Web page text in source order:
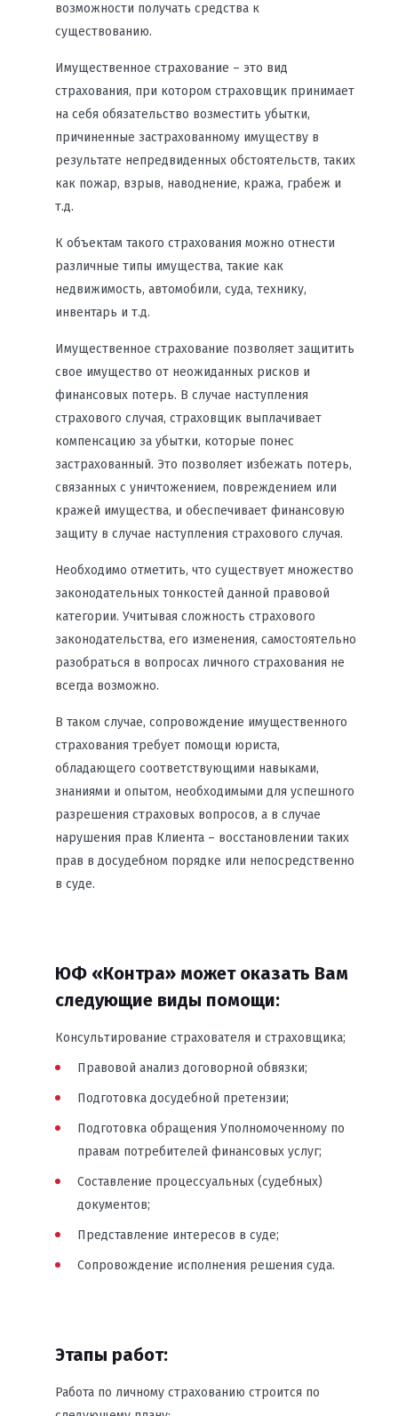
возможности получать средства к
существованию.
Имущественное страхование – это вид
страхования, при котором страховщик принимает
на себя обязательство возместить убытки,
причиненные застрахованному имуществу в
результате непредвиденных обстоятельств, таких
как пожар, взрыв, наводнение, кража, грабеж и
т.д.
К объектам такого страхования можно отнести
различные типы имущества, такие как
недвижимость, автомобили, суда, технику,
инвентарь и т.д.
Имущественное страхование позволяет защитить
свое имущество от неожиданных рисков и
финансовых потерь. В случае наступления
страхового случая, страховщик выплачивает
компенсацию за убытки, которые понес
застрахованный. Это позволяет избежать потерь,
связанных с уничтожением, повреждением или
кражей имущества, и обеспечивает финансовую
защиту в случае наступления страхового случая.
Необходимо отметить, что существует множество
законодательных тонкостей данной правовой
категории. Учитывая сложность страхового
законодательства, его изменения, самостоятельно
разобраться в вопросах личного страхования не
всегда возможно.
В таком случае, сопровождение имущественного
страхования требует помощи юриста,
обладающего соответствующими навыками,
знаниями и опытом, необходимыми для успешного
разрешения страховых вопросов, а в случае
нарушения прав Клиента – восстановлении таких
прав в досудебном порядке или непосредственно
в суде.
ЮФ «Контра» может оказать Вам
следующие виды помощи:
Консультирование страхователя и страховщика;
Правовой анализ договорной обвязки;
Подготовка досудебной претензии;
Подготовка обращения Уполномоченному по
правам потребителей финансовых услуг;
Составление процессуальных (судебных)
документов;
Представление интересов в суде;
Сопровождение исполнения решения суда.
Этапы работ:
Работа по личному страхованию строится по